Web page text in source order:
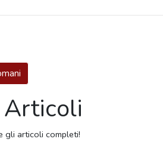
gli articoli completi!